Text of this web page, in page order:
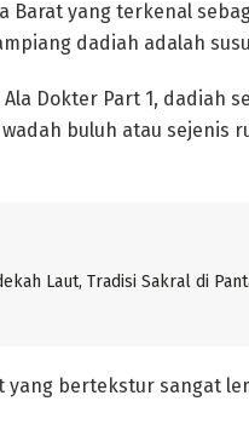
Barat yang terkenal
dadiah adalah
Dokter Part 1, dadiah
buluh atau sejenis
Laut, Tradisi Sakral di
bertekstur sangat